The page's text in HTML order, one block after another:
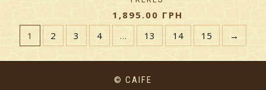
1,895.00 ГРН
1
2 3 4 … 13 14 15 →
© CAIFE